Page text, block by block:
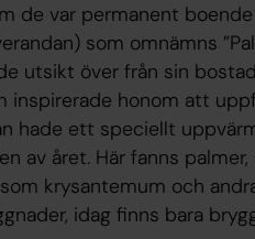
de var permanent
som omnämns
utsikt över från sin
inspirerade honom att
hade ett speciellt
av året. Här fanns
krysantemum och
idag finns bara